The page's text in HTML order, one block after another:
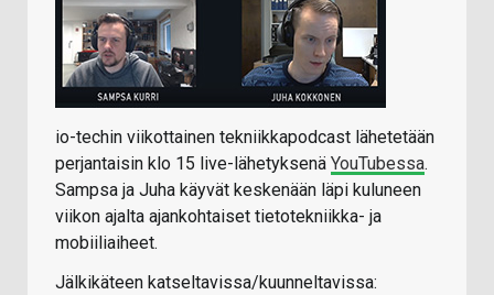
io-techin viikottainen tekniikkapodcast lähetetään
perjantaisin klo 15 live-lähetyksenä YouTubessa.
Sampsa ja Juha käyvät keskenään läpi kuluneen
viikon ajalta ajankohtaiset tietotekniikka- ja
mobiiliaiheet.
Jälkikäteen katseltavissa/kuunneltavissa: